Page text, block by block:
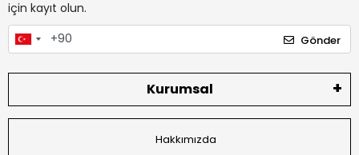
için kayıt olun.
Gönder
Kurumsal
Hakkımızda